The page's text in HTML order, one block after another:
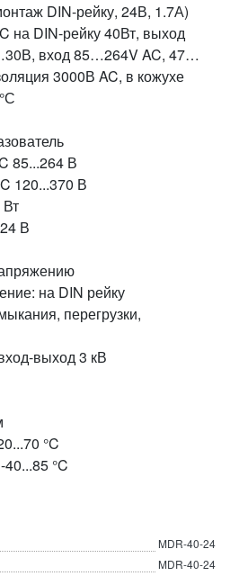
DIN-рейку, 24В, 1.7А)
на DIN-рейку 40Вт, выход
вход 85…264V AC, 47…
3000В AC, в кожухе
85...264 В
120...370 В
В
на DIN рейку
перегрузки,
выход 3 кВ
°C
°C
MDR-40-24
MDR-40-24